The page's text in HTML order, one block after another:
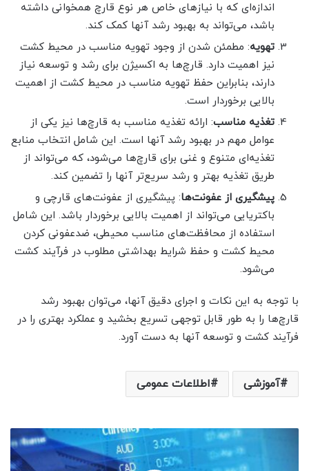
اندازه‌ای که با نیازهای خاص هر نوع قارچ همخوانی داشته
باشد، می‌تواند به بهبود رشد آنها کمک کند.
تهویه: مطمئن شدن از وجود تهویه مناسب در محیط کشت
نیز اهمیت دارد. قارچ‌ها به اکسیژن برای رشد و توسعه نیاز
دارند، بنابراین حفظ تهویه مناسب در محیط کشت از اهمیت
بالایی برخوردار است.
تغذیه مناسب: ارائه تغذیه مناسب به قارچ‌ها نیز یکی از
عوامل مهم در بهبود رشد آنها است. این شامل انتخاب منابع
تغذیه‌ای متنوع و غنی برای قارچ‌ها می‌شود، که می‌تواند از
طریق تغذیه بهتر و رشد سریع‌تر آنها را تضمین کند.
پیشگیری از عفونت‌ها: پیشگیری از عفونت‌های قارچی و
باکتریایی می‌تواند از اهمیت بالایی برخوردار باشد. این شامل
استفاده از محافظت‌های مناسب محیطی، ضدعفونی کردن
محیط کشت و حفظ شرایط بهداشتی مطلوب در فرآیند کشت
می‌شود.
با توجه به این نکات و اجرای دقیق آنها، می‌توان بهبود رشد
قارچ‌ها را به طور قابل توجهی تسریع بخشید و عملکرد بهتری را در
فرآیند کشت و توسعه آنها به دست آورد.
آموزشی اطلاعات عمومی